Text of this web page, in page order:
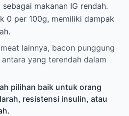
makanan IG rendah.
0 per 100g, memiliki dampak
lainnya, bacon punggung
yang terendah dalam
pilihan baik untuk orang
resistensi insulin, atau